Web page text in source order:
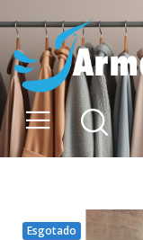
Esgotado